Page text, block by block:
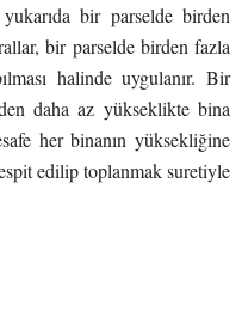
bir parselde birden
bir parselde birden fazla
halinde uygulanır. Bir
daha az yükseklikte bina
her binanın yüksekliğine
edilip toplanmak suretiyle